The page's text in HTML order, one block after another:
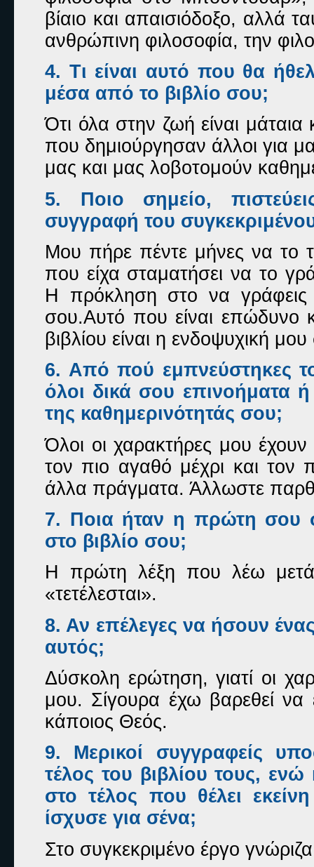
βίαιο και απαισιόδοξο, αλλά
ανθρώπινη φιλοσοφία, την
4. Τι είναι αυτό που θα
μέσα από το βιβλίο σου;
Ότι όλα στην ζωή είναι μάταια
που δημιούργησαν άλλοι για
μας και μας λοβοτομούν
5. Ποιο σημείο,
συγγραφή του
Μου πήρε πέντε μήνες να το
που είχα σταματήσει να το
Η πρόκληση στο να γράφεις
σου.Αυτό που είναι επώδυνο
βιβλίου είναι η ενδοψυχική
6. Από πού εμπνεύστηκες
όλοι δικά σου επινοήματα
της καθημερινότητάς σου;
Όλοι οι χαρακτήρες μου
τον πιο αγαθό μέχρι και τον
άλλα πράγματα. Άλλωστε
7. Ποια ήταν η πρώτη σου
στο βιβλίο σου;
Η πρώτη λέξη που λέω μετά
«τετέλεσται».
8. Αν επέλεγες να ήσουν
αυτός;
Δύσκολη ερώτηση, γιατί οι
μου. Σίγουρα έχω βαρεθεί να
κάποιος Θεός.
9. Μερικοί συγγραφείς
τέλος του βιβλίου τους, ενώ
στο τέλος που θέλει
ίσχυσε για σένα;
Στο συγκεκριμένο έργο